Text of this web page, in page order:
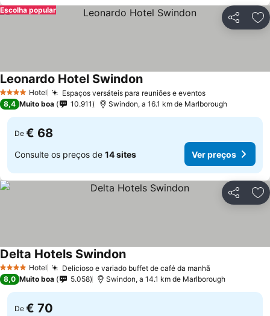
Partilhar
Escolha popular
4 EstrelasHotel Espaços versáteis para reuniões e eventosVer preços
Leonardo Hotel SwindonVer preços
8,4 Muito boa 10.911 Swindon, a 16.1 km de Marlborough
De € 68
Consulte os preços de 14 sites Ver preços
Partilhar
4 EstrelasHotel Delicioso e variado buffet de café da manhã
Delta Hotels SwindonVer preços
8,0 Muito boa 5.058 Swindon, a 14.1 km de Marlborough
De € 70